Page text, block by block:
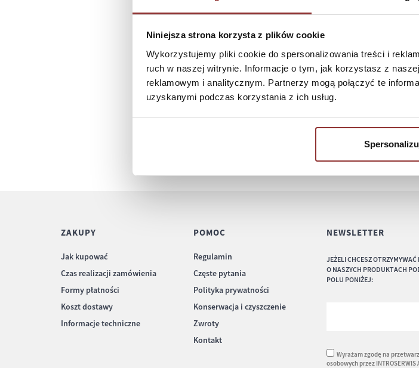
Niniejsza strona korzysta z plików cookie
Wykorzystujemy pliki cookie do spersonalizowania treści i
ruch w naszej witrynie. Informacje o tym, jak korzystasz z
reklamowym i analitycznym. Partnerzy mogą połączyć te
uzyskanymi podczas korzystania z ich usług.
ZAKUPY
Jak kupować
Czas realizacji zamówienia
Formy płatności
Koszt dostawy
Informacje techniczne
POMOC
Regulamin
Częste pytania
Polityka prywatności
Konserwacja i czyszczenie
Zwroty
Kontakt
NEWSLETTER
JEŻELI CHCESZ
O NASZYCH PRODUKTACH
POLU PONIŻEJ:
Wyrażam zgodę na
osobowych przez